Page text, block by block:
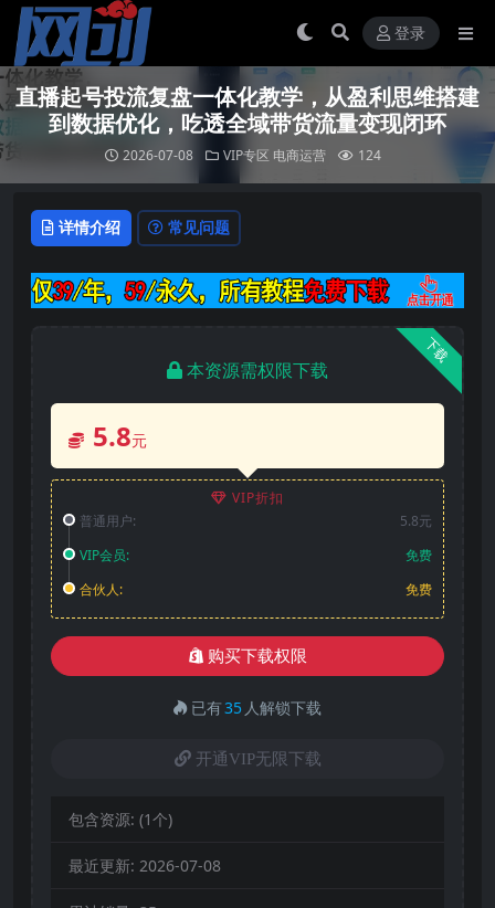
登录
直播起号投流复盘一体化教学，从盈利思维搭建
到数据优化，吃透全域带货流量变现闭环
2026-07-08 VIP专区 电商运营 124
详情介绍 常见问题
下载
本资源需权限下载
5.8元
VIP折扣
普通用户:
5.8元
VIP会员:
免费
合伙人:
免费
购买下载权限
已有35 人解锁下载
开通VIP无限下载
包含资源: (1个)
最近更新: 2026-07-08